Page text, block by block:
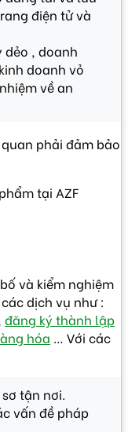
điện tử và
dẻo , doanh
doanh vỏ
về an
phải đảm bảo
tại AZF
và kiểm nghiệm
dịch vụ như :
đăng ký thành lập
hóa … Với các
tận nơi.
vấn đề pháp